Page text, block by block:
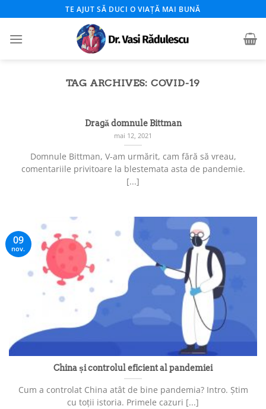
to
content
TE AJUT SĂ DUCI O VIAȚĂ MAI BUNĂ
TAG ARCHIVES: COVID-19
Dragă domnule Bittman
mai 12, 2021
Domnule Bittman, V-am urmărit, cam fără să vreau,
comentariile privitoare la blestemata asta de pandemie.
[...]
China și controlul eficient al pandemiei
Cum a controlat China atât de bine pandemia? Intro. Știm
cu toții istoria. Primele cazuri [...]
09
nov.